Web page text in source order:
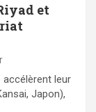
et
accélèrent leur
Japon),